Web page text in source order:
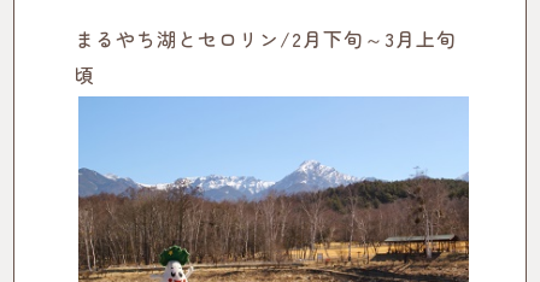
まるやち湖とセロリン/2月下旬～3月上旬
頃